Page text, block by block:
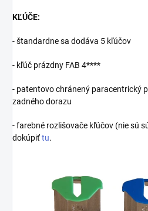
KĽÚČE:
- štandardne sa dodáva 5 kľúčov
- kľúč prázdny FAB 4****
- patentovo chránený paracentrický
zadného dorazu
- farebné rozlišovače kľúčov (nie sú
dokúpiťtu.